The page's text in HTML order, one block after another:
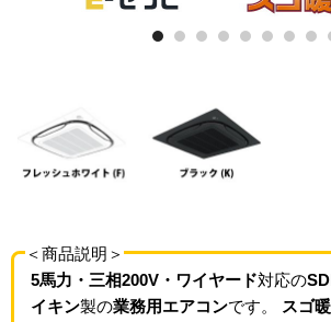
＜商品説明＞
5馬力・三相200V・ワイヤード対応の
イキン製の業務用エアコンです。
スゴ